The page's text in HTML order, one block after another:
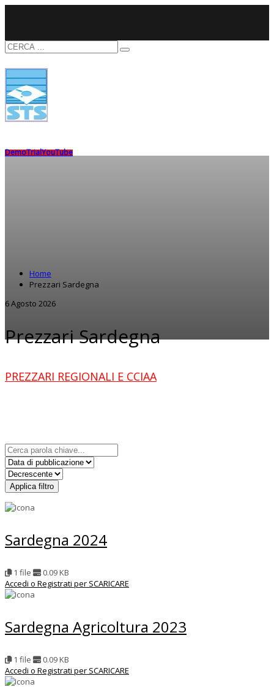
DemoTrialYouTube
Home
Prezzari Sardegna
6 Agosto 2026
Prezzari Sardegna
PREZZARI REGIONALI E CCIAA
Applica filtro
Sardegna 2024
1 file
0.09 KB
Accedi o Registrati per SCARICARE
Sardegna Agricoltura 2023
1 file
0.09 KB
Accedi o Registrati per SCARICARE